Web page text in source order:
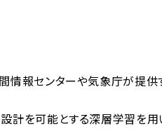
報センターや気象庁が提
を可能とする深層学習を用